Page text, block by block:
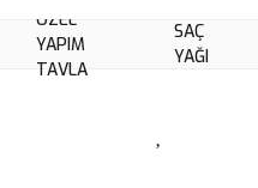
ÖZEL
YAPIM
TAVLA
SAÇ
YAĞI